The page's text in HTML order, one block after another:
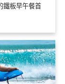
鐵板早午餐首